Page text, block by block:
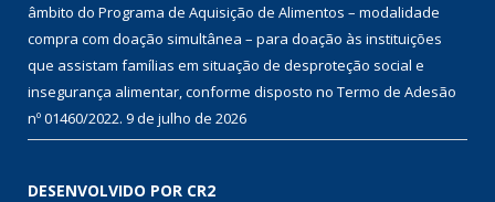
âmbito do Programa de Aquisição de Alimentos – modalidade
compra com doação simultânea – para doação às instituições
que assistam famílias em situação de desproteção social e
insegurança alimentar, conforme disposto no Termo de Adesão
nº 01460/2022. 9 de julho de 2026
DESENVOLVIDO POR CR2